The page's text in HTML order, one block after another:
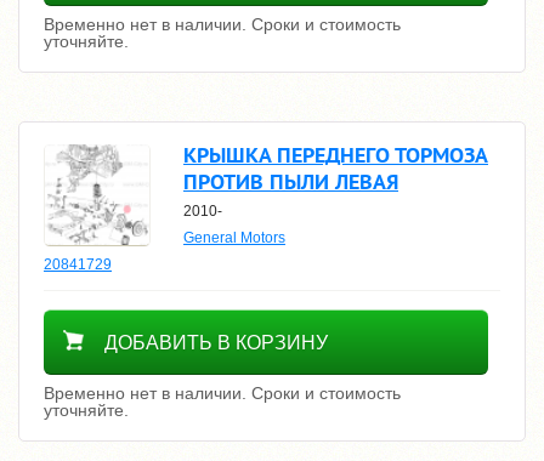
Временно нет в наличии. Сроки и стоимость
уточняйте.
КРЫШКА ПЕРЕДНЕГО ТОРМОЗА
ПРОТИВ ПЫЛИ ЛЕВАЯ
2010-
General Motors
20841729
Уточнить цену
ДОБАВИТЬ В КОРЗИНУ
Временно нет в наличии. Сроки и стоимость
уточняйте.